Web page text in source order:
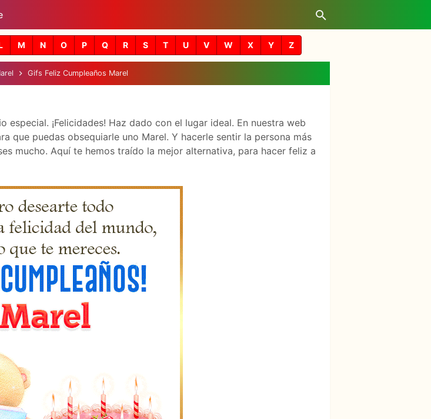
to main content
M N O P Q R S T U V W X Y Z
Gifs Feliz Cumpleaños Marel
¡Felicidades! Haz dado con el lugar ideal. En nuestra web
que puedas obsequiarle uno Marel. Y hacerle sentir la persona más
mucho. Aquí te hemos traído la mejor alternativa, para hacer feliz a